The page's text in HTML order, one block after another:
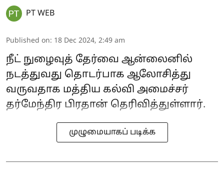
PT WEB
Published on: 18 Dec 2024, 2:49 am
நீட் நுழைவுத் தேர்வை ஆன்லைனில்
நடத்துவது தொடர்பாக ஆலோசித்து
வருவதாக மத்திய கல்வி அமைச்சர்
தர்மேந்திர பிரதான் தெரிவித்துள்ளார்.
முழுமையாகப் படிக்க